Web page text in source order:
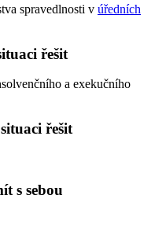
spravedlnosti v úředních
řešit
a exekučního
řešit
s sebou